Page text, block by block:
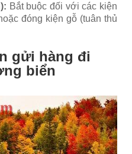
Bắt buộc đối với các kiện
đóng kiện gỗ (tuân thủ
gửi hàng đi
biển